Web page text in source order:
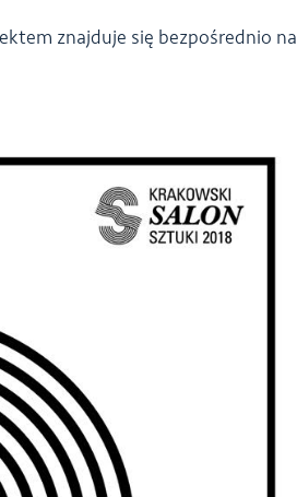
znajduje się bezpośrednio na